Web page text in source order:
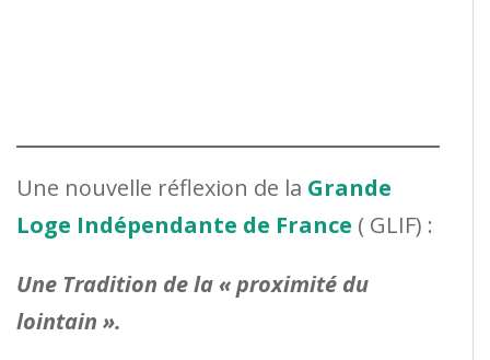
Une nouvelle réflexion de la Grande
Loge Indépendante de France ( GLIF) :
Une Tradition de la « proximité du
lointain ».